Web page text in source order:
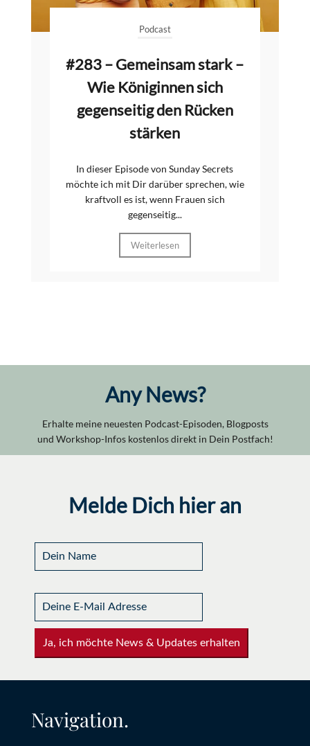
Podcast
#283 – Gemeinsam stark –
Wie Königinnen sich
gegenseitig den Rücken
stärken
In dieser Episode von Sunday Secrets
möchte ich mit Dir darüber sprechen, wie
kraftvoll es ist, wenn Frauen sich
gegenseitig...
Weiterlesen
Any News?
Erhalte meine neuesten Podcast-Episoden, Blogposts
und Workshop-Infos kostenlos direkt in Dein Postfach!
Melde Dich hier an
Ja, ich möchte News & Updates erhalten
Navigation.